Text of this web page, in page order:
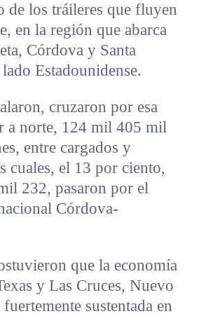
de los tráileres que fluyen
en la región que abarca
Córdova y Santa
Estadounidense.
cruzaron por esa
a norte, 124 mil 405 mil
entre cargados y
cuales, el 13 por ciento,
232, pasaron por el
Córdova-
que la economía
y Las Cruces, Nuevo
sustentada en